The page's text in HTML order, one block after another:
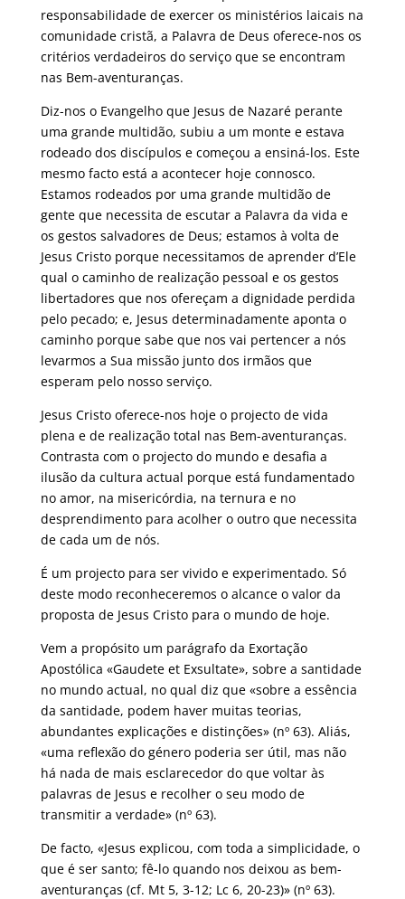
responsabilidade de exercer os ministérios laicais na
comunidade cristã, a Palavra de Deus oferece-nos os
critérios verdadeiros do serviço que se encontram
nas Bem-aventuranças.
Diz-nos o Evangelho que Jesus de Nazaré perante
uma grande multidão, subiu a um monte e estava
rodeado dos discípulos e começou a ensiná-los. Este
mesmo facto está a acontecer hoje connosco.
Estamos rodeados por uma grande multidão de
gente que necessita de escutar a Palavra da vida e
os gestos salvadores de Deus; estamos à volta de
Jesus Cristo porque necessitamos de aprender d’Ele
qual o caminho de realização pessoal e os gestos
libertadores que nos ofereçam a dignidade perdida
pelo pecado; e, Jesus determinadamente aponta o
caminho porque sabe que nos vai pertencer a nós
levarmos a Sua missão junto dos irmãos que
esperam pelo nosso serviço.
Jesus Cristo oferece-nos hoje o projecto de vida
plena e de realização total nas Bem-aventuranças.
Contrasta com o projecto do mundo e desafia a
ilusão da cultura actual porque está fundamentado
no amor, na misericórdia, na ternura e no
desprendimento para acolher o outro que necessita
de cada um de nós.
É um projecto para ser vivido e experimentado. Só
deste modo reconheceremos o alcance o valor da
proposta de Jesus Cristo para o mundo de hoje.
Vem a propósito um parágrafo da Exortação
Apostólica «Gaudete et Exsultate», sobre a santidade
no mundo actual, no qual diz que «sobre a essência
da santidade, podem haver muitas teorias,
abundantes explicações e distinções» (nº 63). Aliás,
«uma reflexão do género poderia ser útil, mas não
há nada de mais esclarecedor do que voltar às
palavras de Jesus e recolher o seu modo de
transmitir a verdade» (nº 63).
De facto, «Jesus explicou, com toda a simplicidade, o
que é ser santo; fê-lo quando nos deixou as bem-
aventuranças (cf. Mt 5, 3-12; Lc 6, 20-23)» (nº 63).